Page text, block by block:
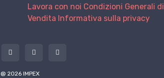
Lavora con noi Condizioni Generali di
Vendita Informativa sulla privacy
@ 2026 IMPEX